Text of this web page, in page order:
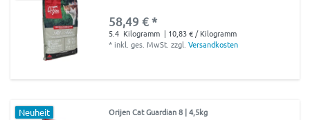
58,49 € *
5.4 Kilogramm | 10,83 € / Kilogramm
* inkl. ges. MwSt. zzgl.Versandkosten
Neuheit Orijen Cat Guardian 8 | 4,5kg